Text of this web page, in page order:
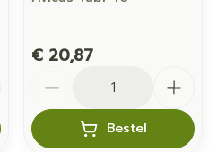
€ 20,87
Bestel